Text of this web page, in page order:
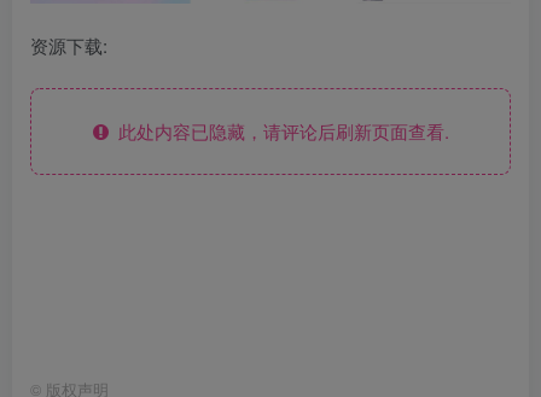
资源下载:
此处内容已隐藏，请评论后刷新页面查看.
© 版权声明